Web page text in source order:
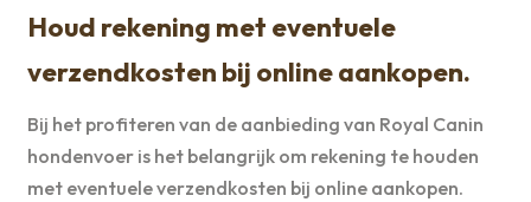
Houd rekening met eventuele
verzendkosten bij online aankopen.
Bij het profiteren van de aanbieding van Royal Canin
hondenvoer is het belangrijk om rekening te houden
met eventuele verzendkosten bij online aankopen.